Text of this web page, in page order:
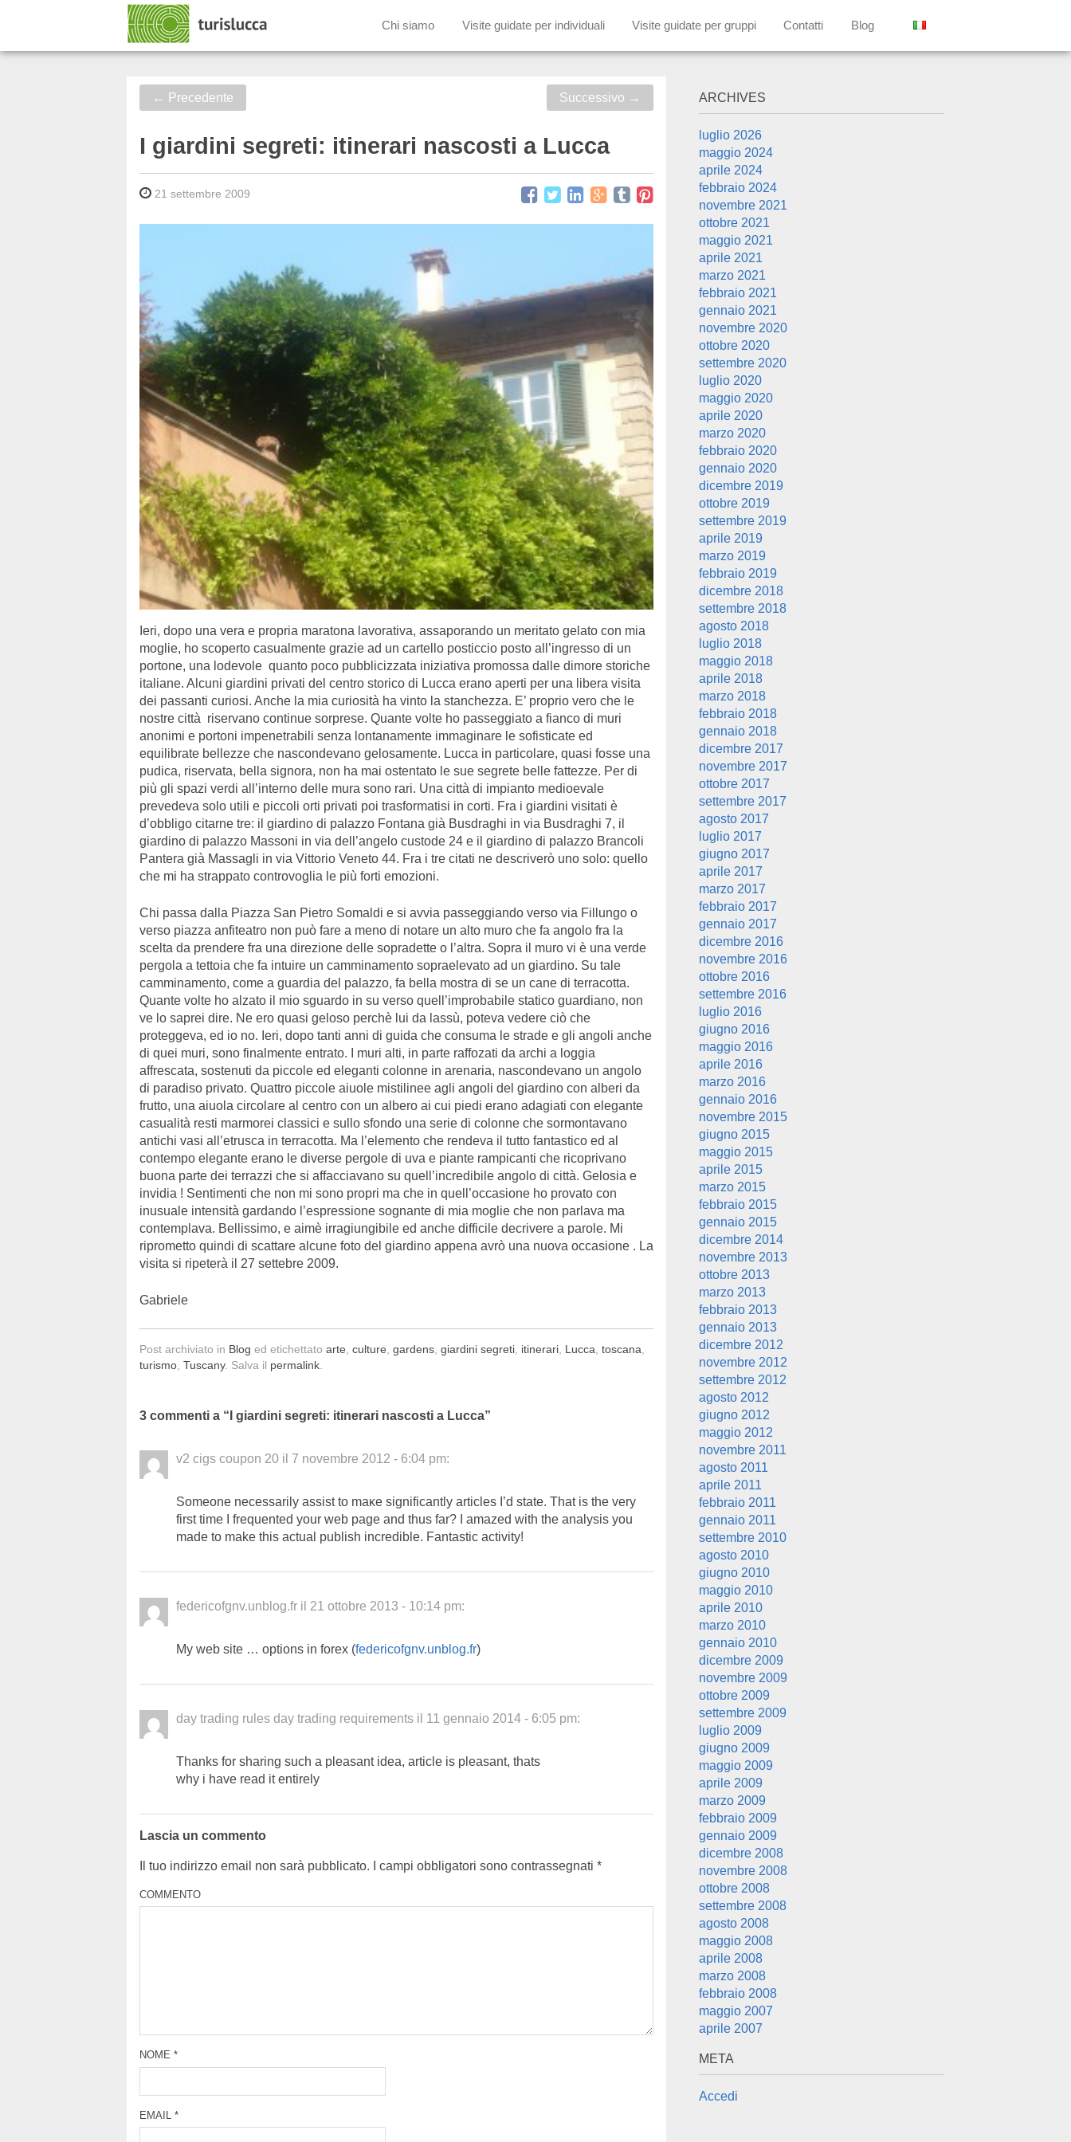
Chi siamo Visite guidate per individuali Visite guidate per gruppi Contatti Blog
← Precedente Successivo →
I giardini segreti: itinerari nascosti a Lucca
21 settembre 2009
Ieri, dopo una vera e propria maratona lavorativa, assaporando un meritato gelato con mia
moglie, ho scoperto casualmente grazie ad un cartello posticcio posto all’ingresso di un
portone, una lodevole quanto poco pubblicizzata iniziativa promossa dalle dimore storiche
italiane. Alcuni giardini privati del centro storico di Lucca erano aperti per una libera visita
dei passanti curiosi. Anche la mia curiosità ha vinto la stanchezza. E’ proprio vero che le
nostre città riservano continue sorprese. Quante volte ho passeggiato a fianco di muri
anonimi e portoni impenetrabili senza lontanamente immaginare le sofisticate ed
equilibrate bellezze che nascondevano gelosamente. Lucca in particolare, quasi fosse una
pudica, riservata, bella signora, non ha mai ostentato le sue segrete belle fattezze. Per di
più gli spazi verdi all’interno delle mura sono rari. Una città di impianto medioevale
prevedeva solo utili e piccoli orti privati poi trasformatisi in corti. Fra i giardini visitati è
d’obbligo citarne tre: il giardino di palazzo Fontana già Busdraghi in via Busdraghi 7, il
giardino di palazzo Massoni in via dell’angelo custode 24 e il giardino di palazzo Brancoli
Pantera già Massagli in via Vittorio Veneto 44. Fra i tre citati ne descriverò uno solo: quello
che mi ha strappato controvoglia le più forti emozioni.
Chi passa dalla Piazza San Pietro Somaldi e si avvia passeggiando verso via Fillungo o
verso piazza anfiteatro non può fare a meno di notare un alto muro che fa angolo fra la
scelta da prendere fra una direzione delle sopradette o l’altra. Sopra il muro vi è una verde
pergola a tettoia che fa intuire un camminamento sopraelevato ad un giardino. Su tale
camminamento, come a guardia del palazzo, fa bella mostra di se un cane di terracotta.
Quante volte ho alzato il mio sguardo in su verso quell’improbabile statico guardiano, non
ve lo saprei dire. Ne ero quasi geloso perchè lui da lassù, poteva vedere ciò che
proteggeva, ed io no. Ieri, dopo tanti anni di guida che consuma le strade e gli angoli anche
di quei muri, sono finalmente entrato. I muri alti, in parte raffozati da archi a loggia
affrescata, sostenuti da piccole ed eleganti colonne in arenaria, nascondevano un angolo
di paradiso privato. Quattro piccole aiuole mistilinee agli angoli del giardino con alberi da
frutto, una aiuola circolare al centro con un albero ai cui piedi erano adagiati con elegante
casualità resti marmorei classici e sullo sfondo una serie di colonne che sormontavano
antichi vasi all’etrusca in terracotta. Ma l’elemento che rendeva il tutto fantastico ed al
contempo elegante erano le diverse pergole di uva e piante rampicanti che ricoprivano
buona parte dei terrazzi che si affacciavano su quell’incredibile angolo di città. Gelosia e
invidia ! Sentimenti che non mi sono propri ma che in quell’occasione ho provato con
inusuale intensità gardando l’espressione sognante di mia moglie che non parlava ma
contemplava. Bellissimo, e aimè irragiungibile ed anche difficile decrivere a parole. Mi
riprometto quindi di scattare alcune foto del giardino appena avrò una nuova occasione . La
visita si ripeterà il 27 settebre 2009.
Gabriele
Post archiviato in Blog ed etichettato arte culture gardens giardini segreti itinerari Lucca toscana
turismo Tuscany. Salva il permalink
3 commenti a “ I giardini segreti: itinerari nascosti a Lucca”
v2 cigs coupon 20 il 7 novembre 2012 - 6:04 pm:
Ѕοmeοne necessarily aѕsist to maκe ѕignifiсantly articles I’d state. That is the very
first time I frequented your web page and thus far? I amazed with the analysis you
made to make this actual publish incredible. Fantastic activity!
federicofgnv.unblog.fr il 21 ottobre 2013 - 10:14 pm:
My web site … options in forex (federicofgnv.unblog.fr)
day trading rules day trading requirements il 11 gennaio 2014 - 6:05 pm:
Thanks for sharing such a pleasant idea, article is pleasant, thats
why i have read it entirely
Lascia un commento
Il tuo indirizzo email non sarà pubblicato. I campi obbligatori sono contrassegnati *
COMMENTO
NOME *
EMAIL *
ARCHIVES
luglio 2026
maggio 2024
aprile 2024
febbraio 2024
novembre 2021
ottobre 2021
maggio 2021
aprile 2021
marzo 2021
febbraio 2021
gennaio 2021
novembre 2020
ottobre 2020
settembre 2020
luglio 2020
maggio 2020
aprile 2020
marzo 2020
febbraio 2020
gennaio 2020
dicembre 2019
ottobre 2019
settembre 2019
aprile 2019
marzo 2019
febbraio 2019
dicembre 2018
settembre 2018
agosto 2018
luglio 2018
maggio 2018
aprile 2018
marzo 2018
febbraio 2018
gennaio 2018
dicembre 2017
novembre 2017
ottobre 2017
settembre 2017
agosto 2017
luglio 2017
giugno 2017
aprile 2017
marzo 2017
febbraio 2017
gennaio 2017
dicembre 2016
novembre 2016
ottobre 2016
settembre 2016
luglio 2016
giugno 2016
maggio 2016
aprile 2016
marzo 2016
gennaio 2016
novembre 2015
giugno 2015
maggio 2015
aprile 2015
marzo 2015
febbraio 2015
gennaio 2015
dicembre 2014
novembre 2013
ottobre 2013
marzo 2013
febbraio 2013
gennaio 2013
dicembre 2012
novembre 2012
settembre 2012
agosto 2012
giugno 2012
maggio 2012
novembre 2011
agosto 2011
aprile 2011
febbraio 2011
gennaio 2011
settembre 2010
agosto 2010
giugno 2010
maggio 2010
aprile 2010
marzo 2010
gennaio 2010
dicembre 2009
novembre 2009
ottobre 2009
settembre 2009
luglio 2009
giugno 2009
maggio 2009
aprile 2009
marzo 2009
febbraio 2009
gennaio 2009
dicembre 2008
novembre 2008
ottobre 2008
settembre 2008
agosto 2008
maggio 2008
aprile 2008
marzo 2008
febbraio 2008
maggio 2007
aprile 2007
META
Accedi